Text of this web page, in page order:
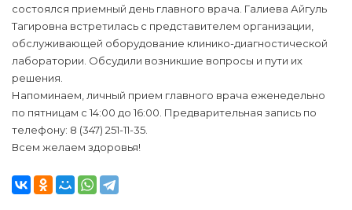
состоялся приемный день главного врача. Галиева Айгуль
Тагировна встретилась с представителем организации,
обслуживающей оборудование клинико-диагностической
лаборатории. Обсудили возникшие вопросы и пути их
решения.
Напоминаем, личный прием главного врача еженедельно
по пятницам с 14:00 до 16:00. Предварительная запись по
телефону: 8 (347) 251-11-35.
Всем желаем здоровья!